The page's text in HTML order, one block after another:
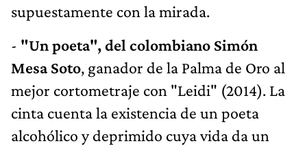
supuestamente con la mirada.
- "Un poeta", del colombiano Simón
Mesa Soto, ganador de la Palma de Oro al
mejor cortometraje con "Leidi" (2014). La
cinta cuenta la existencia de un poeta
alcohólico y deprimido cuya vida da un